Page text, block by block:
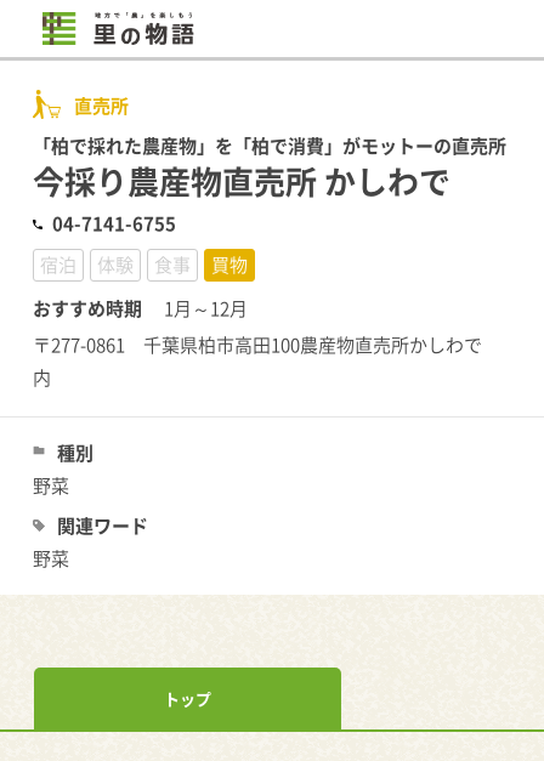
直売所
「柏で採れた農産物」を「柏で消費」がモットーの直売所
今採り農産物直売所 かしわで
04-7141-6755
宿泊
体験 食事
買物
おすすめ時期
1月～12月
〒277-0861 千葉県柏市高田100農産物直売所かしわで
内
種別
野菜
関連ワード
野菜
トップ